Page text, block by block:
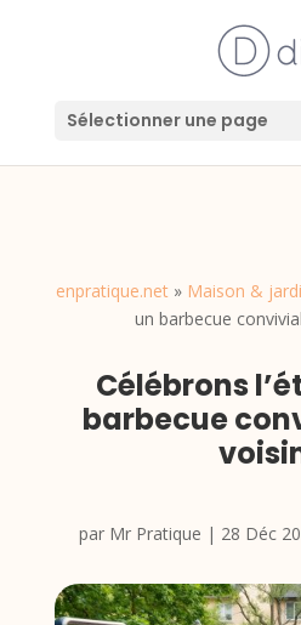
Sélectionner une page
enpratique.net » Maison &
un barbecue
Célébrons
barbecue
par Mr Pratique | 28 Déc